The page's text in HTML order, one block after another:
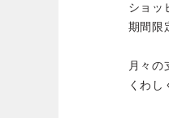
ショッ
期間限
月々の
くわし